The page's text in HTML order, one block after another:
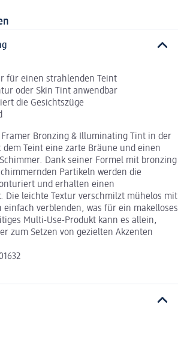
für einen strahlenden Teint
oder Skin Tint anwendbar
die Gesichtszüge
Framer Bronzing & Illuminating Tint in der
dem Teint eine zarte Bräune und einen
Dank seiner Formel mit bronzing
Partikeln werden die
und erhalten einen
Die leichte Textur verschmilzt mühelos mit
einfach verblenden, was für ein makelloses
Multi-Use-Produkt kann es allein,
zum Setzen von gezielten Akzenten